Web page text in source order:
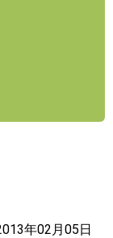
年02月05日